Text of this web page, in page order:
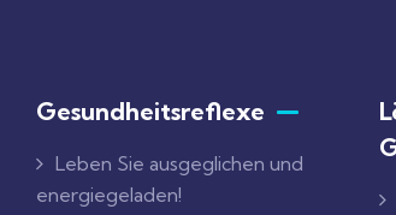
Gesundheitsreflexe
Leben Sie ausgeglichen und
energiegeladen!